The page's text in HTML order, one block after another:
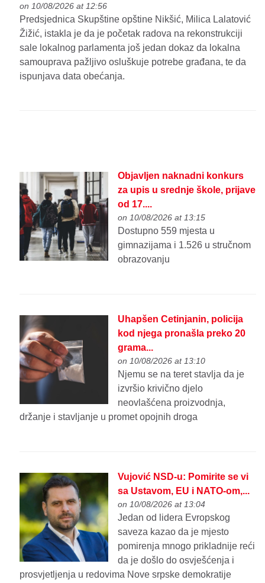
on 10/08/2026 at 12:56
Predsjednica Skupštine opštine Nikšić, Milica Lalatović
Žižić, istakla je da je početak radova na rekonstrukciji
sale lokalnog parlamenta još jedan dokaz da lokalna
samouprava pažljivo osluškuje potrebe građana, te da
ispunjava data obećanja.
Objavljen naknadni konkurs
za upis u srednje škole, prijave
od 17....
on 10/08/2026 at 13:15
Dostupno 559 mjesta u
gimnazijama i 1.526 u stručnom
obrazovanju
Uhapšen Cetinjanin, policija
kod njega pronašla preko 20
grama...
on 10/08/2026 at 13:10
Njemu se na teret stavlja da je
izvršio krivično djelo
neovlašćena proizvodnja,
držanje i stavljanje u promet opojnih droga
Vujović NSD-u: Pomirite se vi
sa Ustavom, EU i NATO-om,...
on 10/08/2026 at 13:04
Jedan od lidera Evropskog
saveza kazao da je mjesto
pomirenja mnogo prikladnije reći
da je došlo do osvješćenja i
prosvjetljenja u redovima Nove srpske demokratije